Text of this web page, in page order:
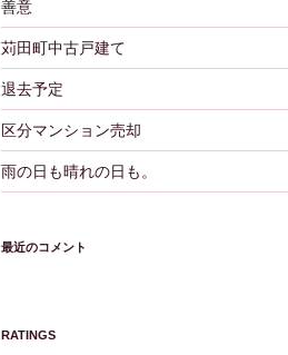
善意
苅田町中古戸建て
退去予定
区分マンション売却
雨の日も晴れの日も。
最近のコメント
RATINGS